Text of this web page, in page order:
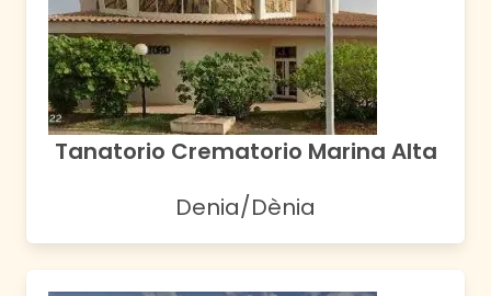
Tanatorio Crematorio Marina Alta
Denia/Dènia